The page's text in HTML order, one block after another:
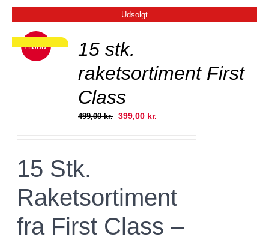
Udsolgt
Tilbud!
PRIS!
15 stk.
raketsortiment First
Class
499,00kr. Den
399,00 kr.
15 Stk.
Raketsortiment
fra First Class –